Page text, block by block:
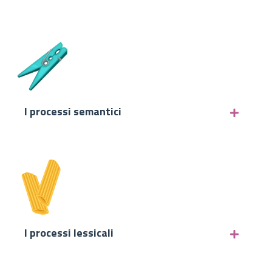
I processi semantici
I processi lessicali